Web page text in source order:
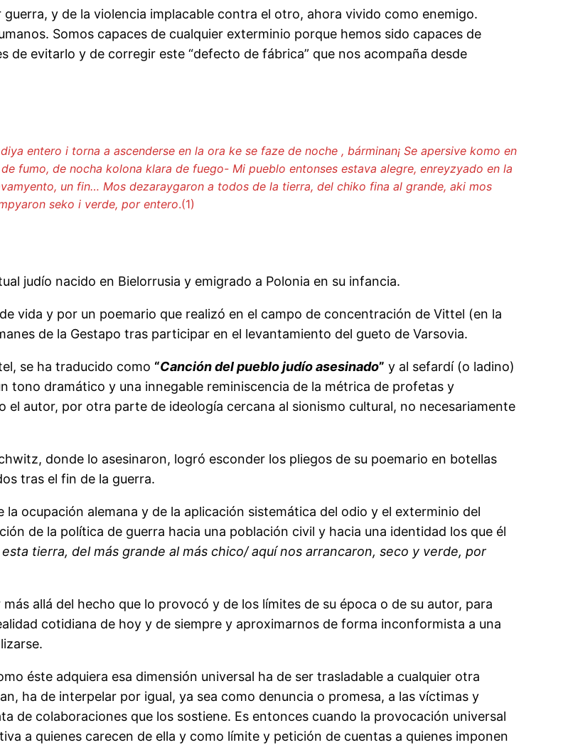
y de la violencia implacable contra el otro, ahora vivido como enemigo.
Somos capaces de cualquier exterminio porque hemos sido capaces de
de evitarlo y de corregir este “defecto de fábrica” que nos acompaña desde
entero i torna a ascenderse en la ora ke se faze de noche , bárminan¡ Se apersive komo en
fumo, de nocha kolona klara de fuego- Mi pueblo entonses estava alegre, enreyzyado en la
un fin… Mos dezaraygaron a todos de la tierra, del chiko fina al grande, aki mos
seko i verde, por entero.(1)
judío nacido en Bielorrusia y emigrado a Polonia en su infancia.
vida y por un poemario que realizó en el campo de concentración de Vittel (en la
de la Gestapo tras participar en el levantamiento del gueto de Varsovia.
se ha traducido como “Canción del pueblo judío asesinado” y al sefardí (o ladino)
tono dramático y una innegable reminiscencia de la métrica de profetas y
el autor, por otra parte de ideología cercana al sionismo cultural, no necesariamente
donde lo asesinaron, logró esconder los pliegos de su poemario en botellas
tras el fin de la guerra.
ocupación alemana y de la aplicación sistemática del odio y el exterminio del
de la política de guerra hacia una población civil y hacia una identidad los que él
tierra, del más grande al más chico/ aquí nos arrancaron, seco y verde, por
allá del hecho que lo provocó y de los límites de su época o de su autor, para
cotidiana de hoy y de siempre y aproximarnos de forma inconformista a una
éste adquiera esa dimensión universal ha de ser trasladable a cualquier otra
ha de interpelar por igual, ya sea como denuncia o promesa, a las víctimas y
de colaboraciones que los sostiene. Es entonces cuando la provocación universal
a quienes carecen de ella y como límite y petición de cuentas a quienes imponen